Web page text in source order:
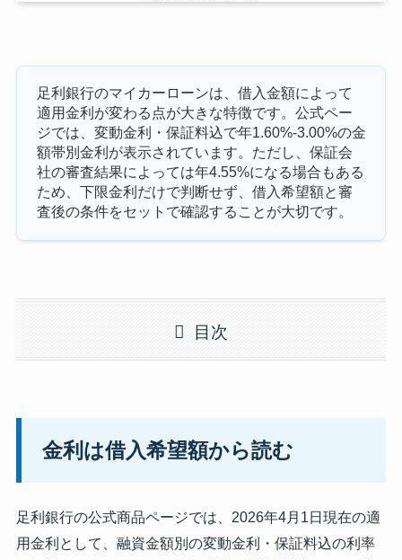
足利銀行のマイカーローンは、借入金額によって
適用金利が変わる点が大きな特徴です。公式ペー
ジでは、変動金利・保証料込で年1.60%-3.00%の金
額帯別金利が表示されています。ただし、保証会
社の審査結果によっては年4.55%になる場合もある
ため、下限金利だけで判断せず、借入希望額と審
査後の条件をセットで確認することが大切です。
目次
金利は借入希望額から読む
足利銀行の公式商品ページでは、2026年4月1日現在の適
用金利として、融資金額別の変動金利・保証料込の利率